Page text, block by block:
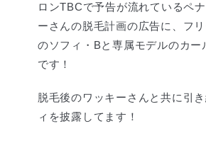
ロンTBCで予告が流れているペ
ーさんの脱毛計画の広告に、フ
のソフィ・Bと専属モデルのカー
です！
脱毛後のワッキーさんと共に引
ィを披露してます！